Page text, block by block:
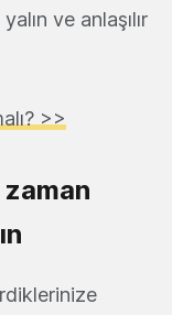
ve anlaşılır
>>
zaman